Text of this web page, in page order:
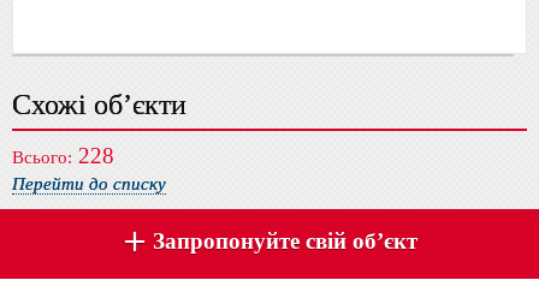
Схожі об’єкти
Всього: 228
Перейти до списку
Запропонуйте свій об’єкт